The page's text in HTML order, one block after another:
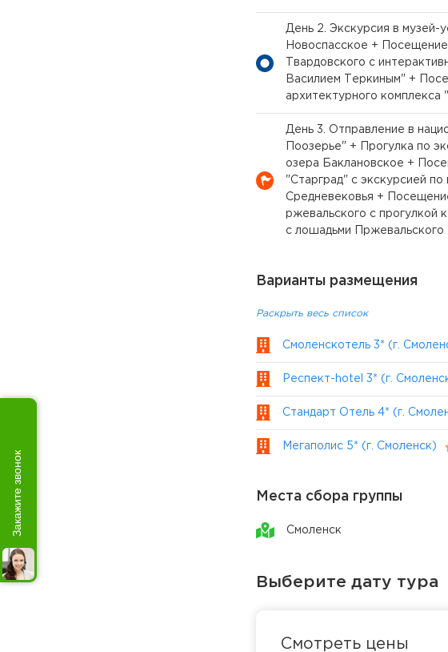
День 2. Экскурсия в музей-
Новоспасское + Посещение
Твардовского с
Василием Теркиным" +
архитектурного комплекса
День 3. Отправление в
Поозерье" + Прогулка по
озера Баклановское +
"Старград" с экскурсией по
Средневековья +
ржевальского с прогулкой
с лошадьми Пржевальского
Варианты размещения
Раскрыть весь список
Смоленскотель 3* (г.
Респект-hotel 3* (г.
Стандарт Отель 4* (г.
Мегаполис 5* (г. Смоленск)
Места сбора группы
Смоленск
Выберите дату тура
Смотреть цены
Закажите звонок